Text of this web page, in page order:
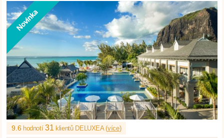
9.6 hodnotí31 klientů DELUXEA (více)